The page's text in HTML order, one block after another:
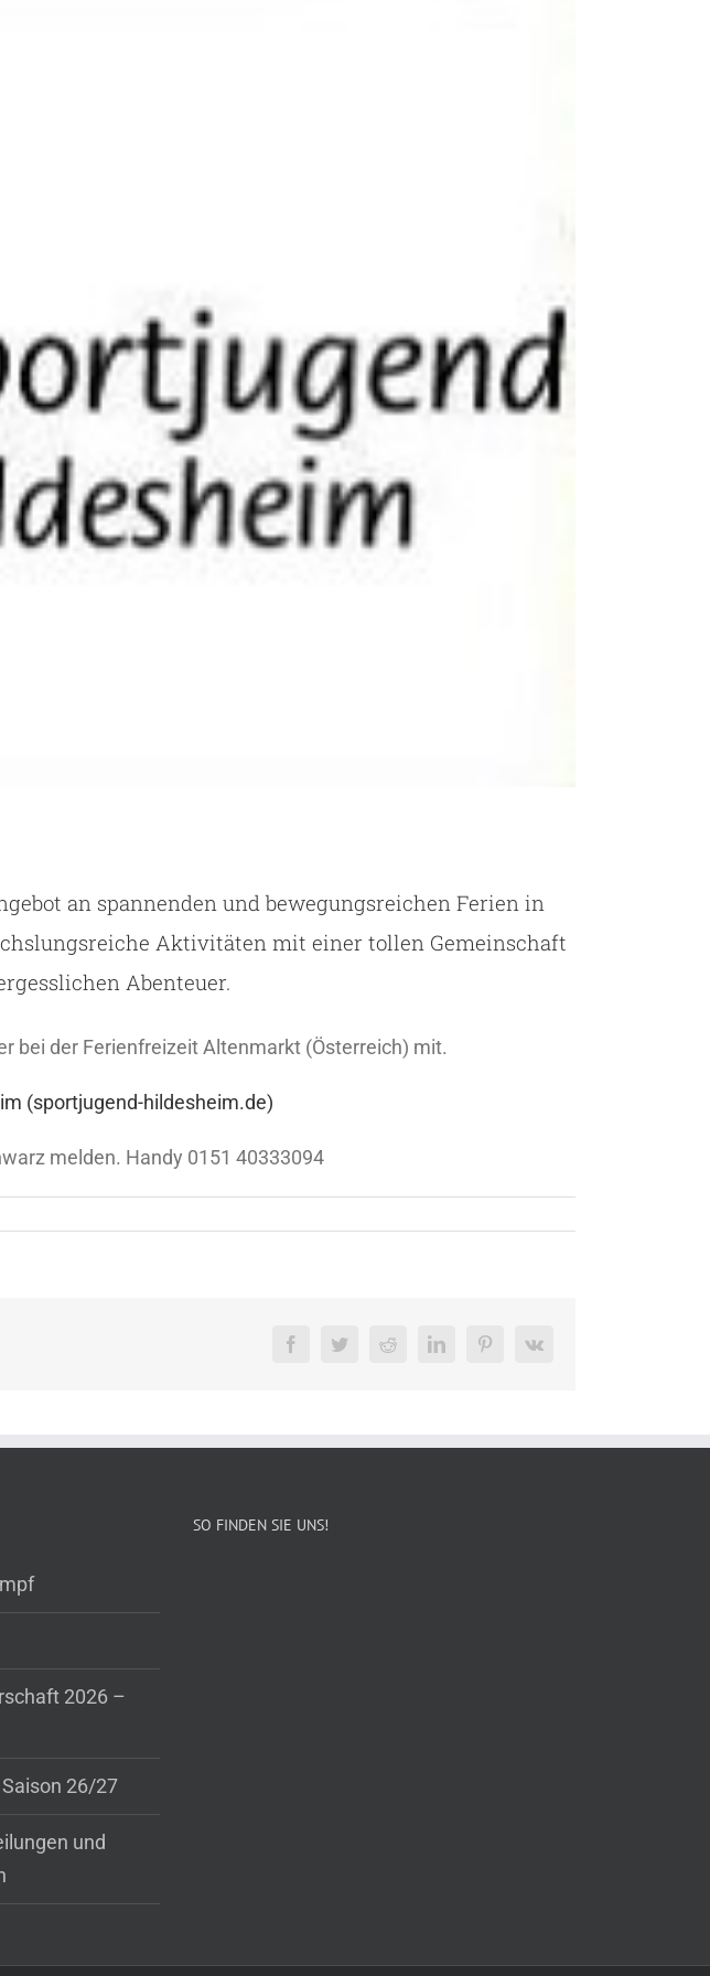
an span­nen­den und bewe­gungs­rei­chen Ferien in
Akti­vi­tä­ten mit einer tol­len Gemein­schaft
Aben­teuer.
bei der Ferienfreizeit Altenmarkt (Österreich) mit.
(sportjugend-hildesheim.de)
melden. Handy 0151 40333094
FacebookTwitterRedditLinkedInPinterestVk
2026 –
26/27
und
SO FINDEN SIE UNS!